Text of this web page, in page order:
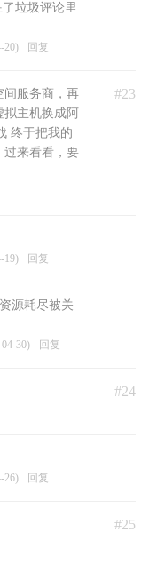
垃圾评论里
20) 回复
#23
间服务商，再
主机换成阿
终于把我的
过来看看，要
19) 回复
源耗尽被关
30) 回复
#24
26) 回复
#25